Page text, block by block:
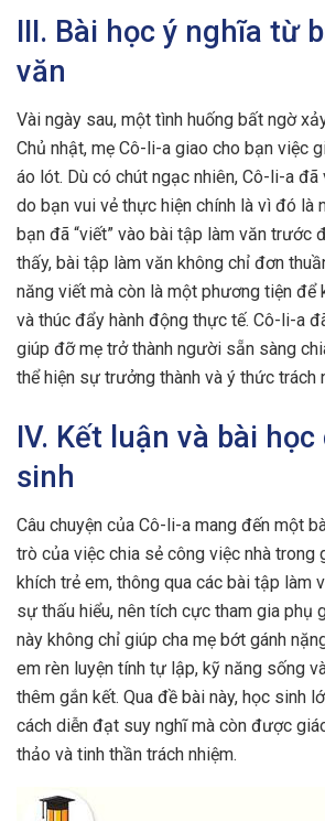
III. Bài học ý nghĩa từ
văn
Vài ngày sau, một tình huống bất ngờ
Chủ nhật, mẹ Cô-li-a giao cho bạn việc
áo lót. Dù có chút ngạc nhiên, Cô-li-a đã
do bạn vui vẻ thực hiện chính là vì đó là
bạn đã “viết” vào bài tập làm văn trước
thấy, bài tập làm văn không chỉ đơn
năng viết mà còn là một phương tiện để
và thúc đẩy hành động thực tế. Cô-li-a
giúp đỡ mẹ trở thành người sẵn sàng
thể hiện sự trưởng thành và ý thức trách
IV. Kết luận và bài
sinh
Câu chuyện của Cô-li-a mang đến một
trò của việc chia sẻ công việc nhà trong
khích trẻ em, thông qua các bài tập làm
sự thấu hiểu, nên tích cực tham gia phụ
này không chỉ giúp cha mẹ bớt gánh
em rèn luyện tính tự lập, kỹ năng sống
thêm gắn kết. Qua đề bài này, học sinh
cách diễn đạt suy nghĩ mà còn được
thảo và tinh thần trách nhiệm.